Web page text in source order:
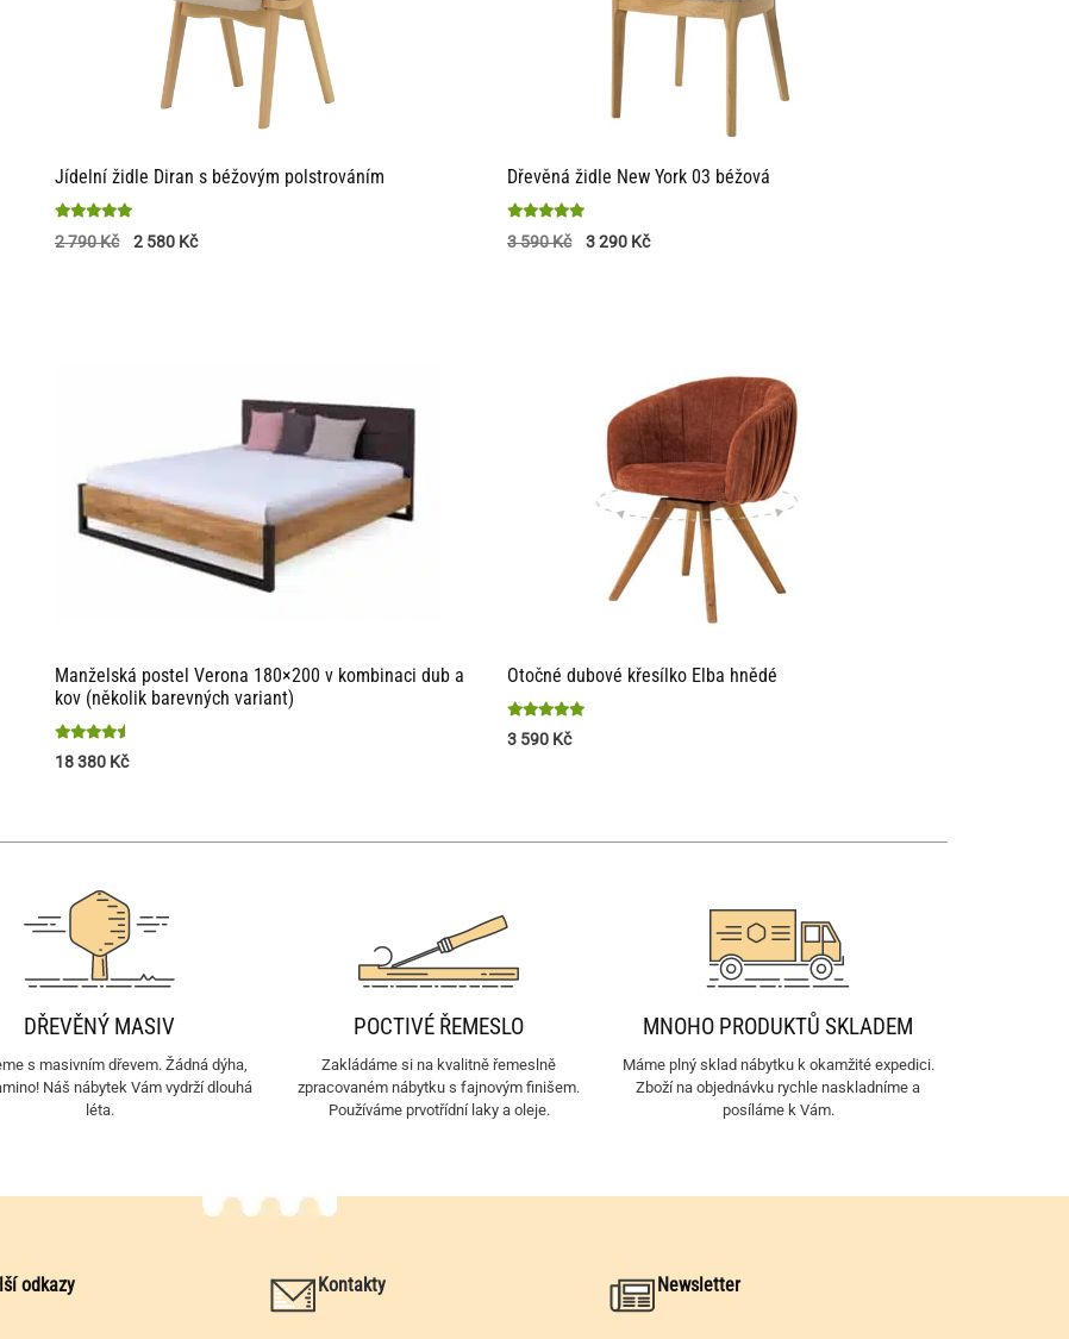
Jídelní židle Diran s béžovým polstrováním
Hodnocení
2 790Kč 2 580 Kč
Dřevěná židle New York 03 béžová
Hodnocení
3 590Kč 3 290 Kč
Manželská postel Verona 180×200 v kombinaci dub a
kov (několik barevných variant)
Hodnocení
18 380 Kč
Otočné dubové křesílko Elba hnědé
Hodnocení
3 590 Kč
DŘEVĚNÝ MASIV
s masivním dřevem. Žádná dýha,
Náš nábytek Vám vydrží dlouhá
léta.
POCTIVÉ ŘEMESLO
Zakládáme si na kvalitně řemeslně
zpracovaném nábytku s fajnovým finišem.
Používáme prvotřídní laky a oleje.
MNOHO PRODUKTŮ SKLADEM
Máme plný sklad nábytku k okamžité expedici.
Zboží na objednávku rychle naskladníme a
posíláme k Vám.
odkazy Kontakty Newsletter